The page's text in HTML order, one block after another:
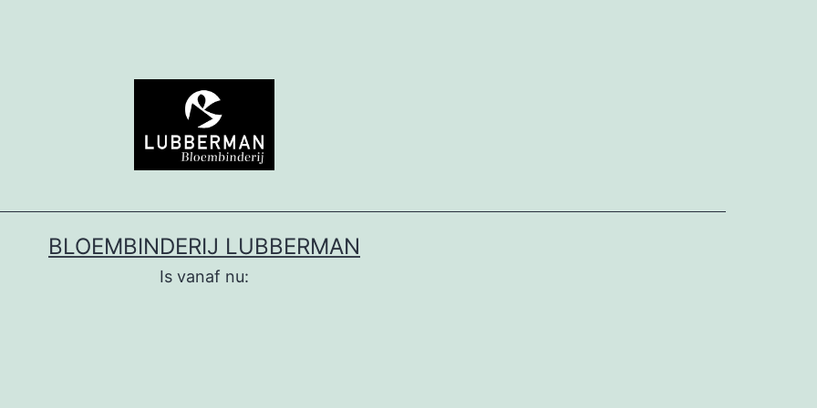
BLOEMBINDERIJ LUBBERMAN
Is vanaf nu: